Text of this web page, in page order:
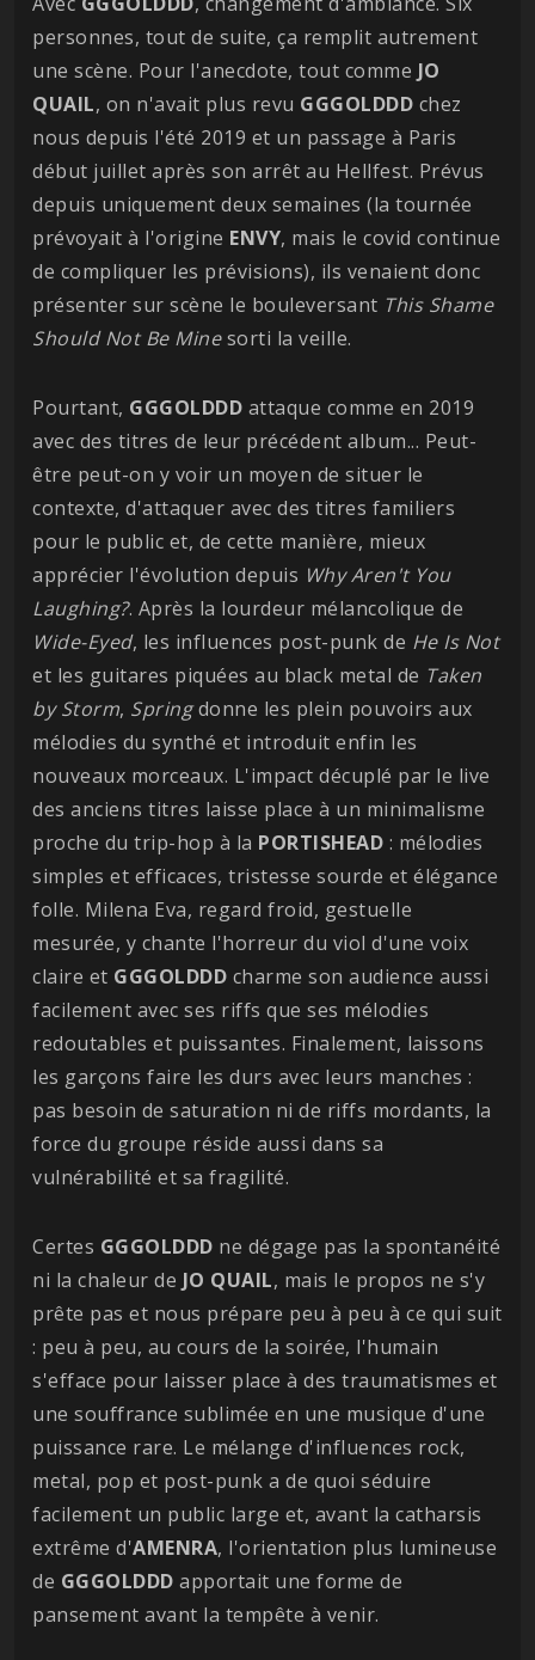
personnes, tout de suite, ça remplit autrement
une scène. Pour l'anecdote, tout comme JO
QUAIL, on n'avait plus revu GGGOLDDD chez
nous depuis l'été 2019 et un passage à Paris
début juillet après son arrêt au Hellfest. Prévus
depuis uniquement deux semaines (la tournée
prévoyait à l'origine ENVY, mais le covid continue
de compliquer les prévisions), ils venaient donc
présenter sur scène le bouleversant This Shame
Should Not Be Minesorti la veille.
Pourtant, GGGOLDDD attaque comme en 2019
avec des titres de leur précédent album... Peut-
être peut-on y voir un moyen de situer le
contexte, d'attaquer avec des titres familiers
pour le public et, de cette manière, mieux
apprécier l'évolution depuis Why Aren't You
Laughing?. Après la lourdeur mélancolique de
Wide-Eyed, les influences post-punk de He Is Not
et les guitares piquées au black metal de Taken
by Storm, Springdonne les plein pouvoirs aux
mélodies du synthé et introduit enfin les
nouveaux morceaux. L'impact décuplé par le live
des anciens titres laisse place à un minimalisme
proche du trip-hop à la PORTISHEAD : mélodies
simples et efficaces, tristesse sourde et élégance
folle. Milena Eva, regard froid, gestuelle
mesurée, y chante l'horreur du viol d'une voix
claire et GGGOLDDD charme son audience aussi
facilement avec ses riffs que ses mélodies
redoutables et puissantes. Finalement, laissons
les garçons faire les durs avec leurs manches :
pas besoin de saturation ni de riffs mordants, la
force du groupe réside aussi dans sa
vulnérabilité et sa fragilité.
Certes GGGOLDDD ne dégage pas la spontanéité
ni la chaleur de JO QUAIL, mais le propos ne s'y
prête pas et nous prépare peu à peu à ce qui suit
: peu à peu, au cours de la soirée, l'humain
s'efface pour laisser place à des traumatismes et
une souffrance sublimée en une musique d'une
puissance rare. Le mélange d'influences rock,
metal, pop et post-punk a de quoi séduire
facilement un public large et, avant la catharsis
extrême d'AMENRA, l'orientation plus lumineuse
de GGGOLDDD apportait une forme de
pansement avant la tempête à venir.